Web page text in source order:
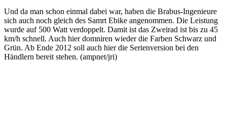
Und da man schon einmal dabei war, haben die Brabus-Ingenieure
sich auch noch gleich des Samrt Ebike angenommen. Die Leistung
wurde auf 500 Watt verdoppelt. Damit ist das Zweirad ist bis zu 45
km/h schnell. Auch hier domniren wieder die Farben Schwarz und
Grün. Ab Ende 2012 soll auch hier die Serienversion bei den
Händlern bereit stehen. (ampnet/jri)